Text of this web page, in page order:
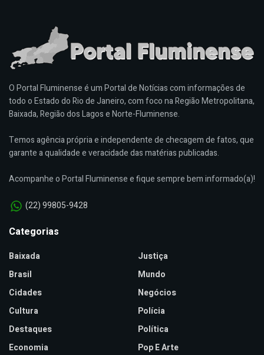
O Portal Fluminense é um Portal de Notícias com informações de
todo o Estado do Rio de Janeiro, com foco na Região Metropolitana,
Baixada, Região dos Lagos e Norte-Fluminense.
Temos agência própria e independente de checagem de fatos, que
garante a qualidade e veracidade das matérias publicadas.
Acompanhe o Portal Fluminense e fique sempre bem informado(a)!
(22) 99805-9428
Categorias
Baixada
Brasil
Cidades
Cultura
Destaques
Economia
Justiça
Mundo
Negócios
Polícia
Política
Pop E Arte